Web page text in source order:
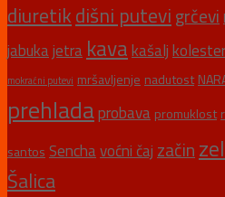
diuretikdišni putevi grčevi
jabukajetra kavakašalj
mokraćni putevi mršavljenje nadutost
prehladaprobava promuklost
santos Senchavoćni čajzačin
Šalica